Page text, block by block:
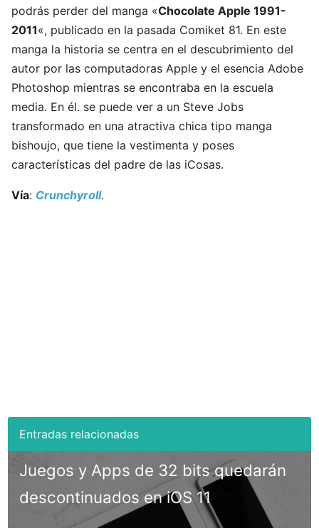
podrás perder del manga «Chocolate Apple 1991-
2011«, publicado en la pasada Comiket 81. En este
manga la historia se centra en el descubrimiento del
autor por las computadoras Apple y el esencia Adobe
Photoshop mientras se encontraba en la escuela
media. En él. se puede ver a un Steve Jobs
transformado en una atractiva chica tipo manga
bishoujo, que tiene la vestimenta y poses
características del padre de las iCosas.
Vía: Crunchyroll.
Juegos y Apps de 32 bits quedarán
descontinuados en iOS 11